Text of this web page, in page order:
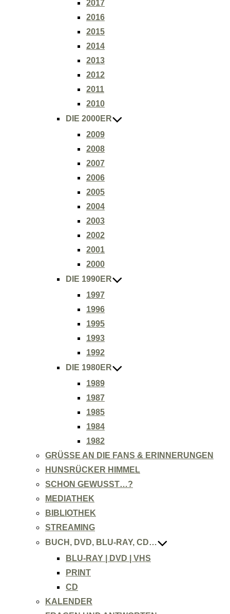
2017
2016
2015
2014
2013
2012
2011
2010
DIE 2000ER
2009
2008
2007
2006
2005
2004
2003
2002
2001
2000
DIE 1990ER
1997
1996
1995
1993
1992
DIE 1980ER
1989
1987
1985
1984
1982
GRÜSSE AN DIE FANS & ERINNERUNGEN
HUNSRÜCKER HIMMEL
SCHON GEWUSST…?
MEDIATHEK
BIBLIOTHEK
STREAMING
BUCH, DVD, BLU-RAY, CD…
BLU-RAY | DVD | VHS
PRINT
CD
KALENDER